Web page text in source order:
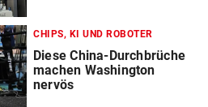
CHIPS, KI UND ROBOTER
Diese China-Durchbrüche
machen Washington
nervös